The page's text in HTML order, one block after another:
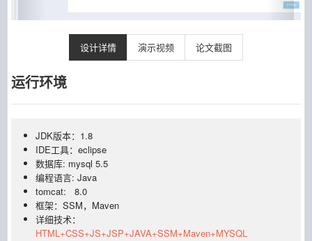
设计详情 演示视频 论文截图
运行环境
JDK版本：1.8
IDE工具：eclipse
数据库: mysql 5.5
编程语言: Java
tomcat: 8.0
框架：SSM，Maven
详细技术：
HTML+CSS+JS+JSP+JAVA+SSM+Maven+MYSQL